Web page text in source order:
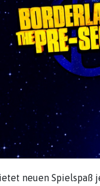
neuen Spielspaß